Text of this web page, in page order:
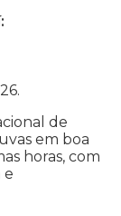
de
em boa
horas, com
e